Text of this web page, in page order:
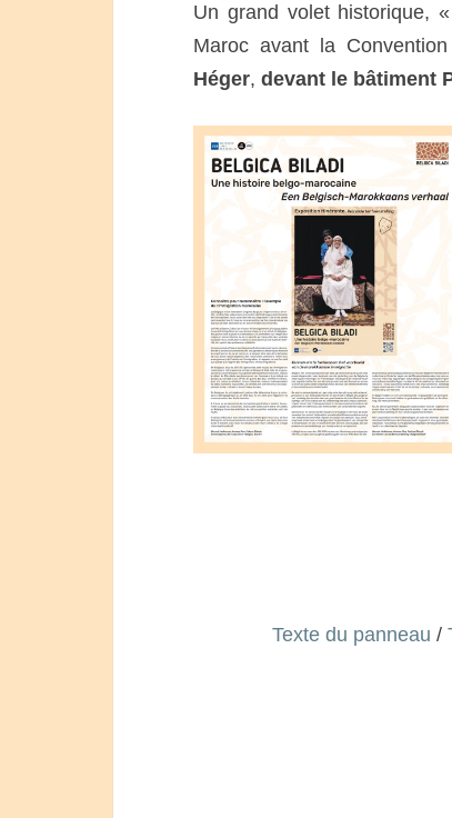
Un grand volet historique, «
Maroc avant la
Héger, devant le bâtiment
Texte du panneau /